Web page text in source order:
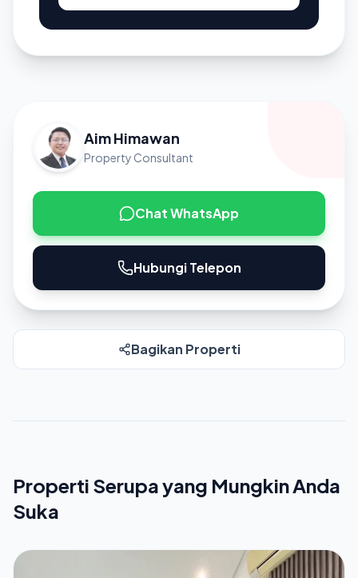
Aim Himawan
Property Consultant
Chat WhatsApp
Hubungi Telepon
Bagikan Properti
Properti Serupa yang Mungkin Anda
Suka